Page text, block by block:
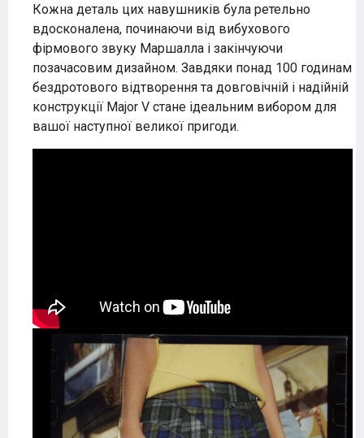
Кожна деталь цих навушників була ретельно
вдосконалена, починаючи від вибухового
фірмового звуку Маршалла і закінчуючи
позачасовим дизайном. Завдяки понад 100 годинам
бездротового відтворення та довговічній і надійній
конструкції Major V стане ідеальним вибором для
вашої наступної великої пригоди.
picture; web-share" referrerpolicy="strict-origin-when-
cross-origin" allowfullscreen></iframe>